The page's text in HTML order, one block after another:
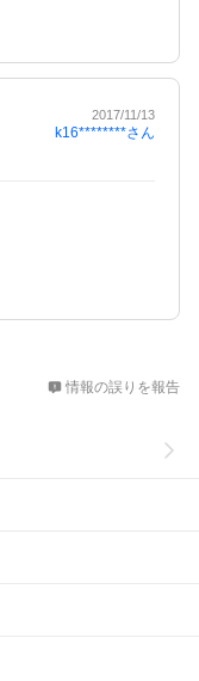
2017/11/13
k16********さん
情報の誤りを報告